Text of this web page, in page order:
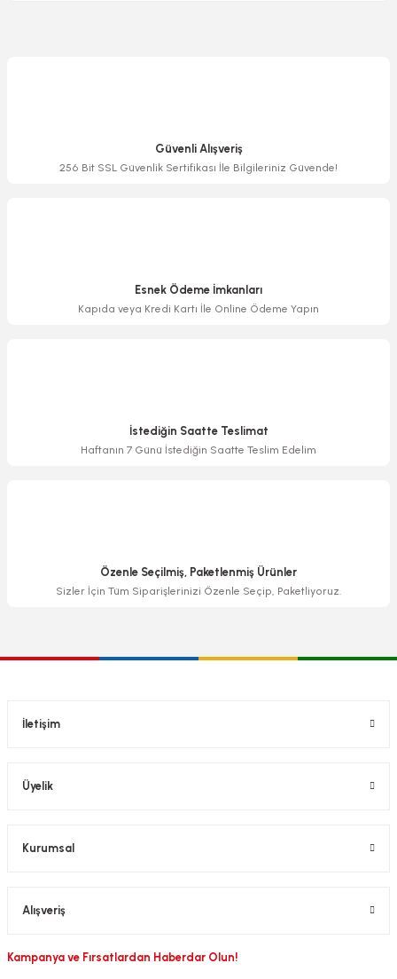
Ürün bilgilerinde hatalar bulunuyor.
Güvenli Alışveriş
256 Bit SSL Güvenlik Sertifikası İle Bilgileriniz Güvende!
Esnek Ödeme İmkanları
Kapıda veya Kredi Kartı İle Online Ödeme Yapın
İstediğin Saatte Teslimat
Haftanın 7 Günü İstediğin Saatte Teslim Edelim
Özenle Seçilmiş, Paketlenmiş Ürünler
Sizler İçin Tüm Siparişlerinizi Özenle Seçip, Paketliyoruz.
İletişim
Üyelik
Kurumsal
Alışveriş
Kampanya ve Fırsatlardan Haberdar Olun!